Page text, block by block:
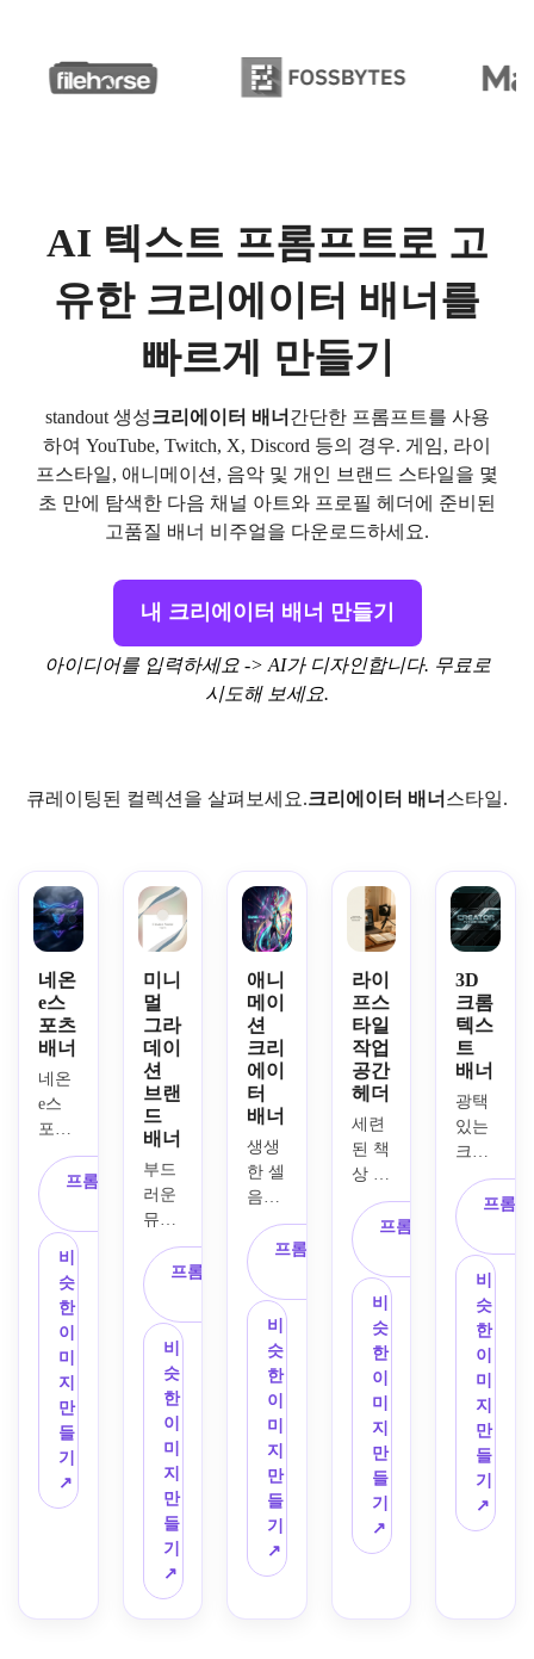
AI 텍스트 프롬프트로 고
유한 크리에이터 배너를
빠르게 만들기
standout 생성크리에이터 배너 간단한 프롬프트를 사용
하여 YouTube, Twitch, X, Discord 등의 경우. 게임, 라이
프스타일, 애니메이션, 음악 및 개인 브랜드 스타일을 몇
초 만에 탐색한 다음 채널 아트와 프로필 헤더에 준비된
고품질 배너 비주얼을 다운로드하세요.
내 크리에이터 배너 만들기
아이디어를 입력하세요 -> AI가 디자인합니다. 무료로
시도해 보세요.
큐레이팅된 컬렉션을 살펴보세요.크리에이터 배너 스타일.
네온
e스
포츠
배너
네온
e스
포츠
일렉
트릭
퍼플
과 블
루 조
명,
스모
키 레
이어
드 배
경,
미묘
한 모
션 스
프롬프트 복
비
슷
한
이
미
지
만
들
기
↗
미니
멀
그라
데이
션
브랜
드
배너
부드
러운
뮤트
그라
데이
션,
우아
한 추
상 모
세련
된 현
대적
인 구
선명
한 가
장자
리,
프롬프트 복
비
슷
한
이
미
지
만
들
기
↗
애니
메이
션
크리
에이
터
배너
생생
한 셀
음영
일러
스트
레이
션,
극적
인 림
조명,
활기
찬 배
경 효
과,
생동
감 넘
치는
시안,
타,
프롬프트 복
비
슷
한
이
미
지
만
들
기
↗
라이
프스
타일
작업
공간
헤더
세련
된 책
상 설
따뜻
한 주
변 조
명,
노트
카메
노트
커피
부드
러운
프롬프트 복
비
슷
한
이
미
지
만
들
기
↗
3D
크롬
텍스
트
배너
광택
있는
크롬
레터
링,
어두
운 기
술에
서 영
감을
받은
배경,
반사
금속
표면,
미묘
HUD
프롬
비
슷
한
이
미
지
만
들
기
↗